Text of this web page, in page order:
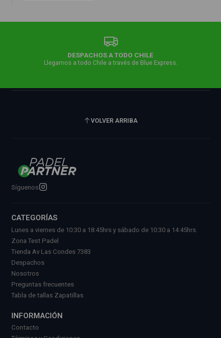
DESPACHOS A TODO CHILE
Llegamos a todo Chile a través de Blue Express.
VOLVER ARRIBA
Síguenos
CATEGORÍAS
Lunes a viernes de 10:30 a 18:45hrs y sábado de 10:30 a 14:45hrs.
Zona Test Padel
Tienda Av Las Condes 7383
Despachos
Nosotros
Preguntas frecuentes
Tabla de tallas Zapatillas
INFORMACIÓN
Contacto